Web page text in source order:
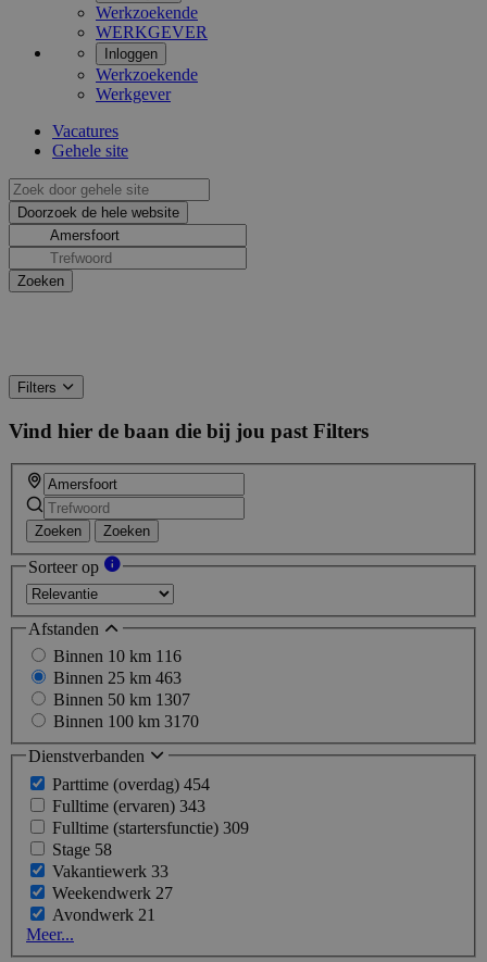
Werkzoekende
WERKGEVER
Inloggen
Werkzoekende
Werkgever
Vacatures
Gehele site
Filters
Vind hier de baan die bij jou past Filters
Zoeken Zoeken
Sorteer op
Afstanden
Binnen 10 km 116
Binnen 25 km 463
Binnen 50 km 1307
Binnen 100 km 3170
Dienstverbanden
Parttime (overdag) 454
Fulltime (ervaren) 343
Fulltime (startersfunctie) 309
Stage 58
Vakantiewerk 33
Weekendwerk 27
Avondwerk 21
Meer...